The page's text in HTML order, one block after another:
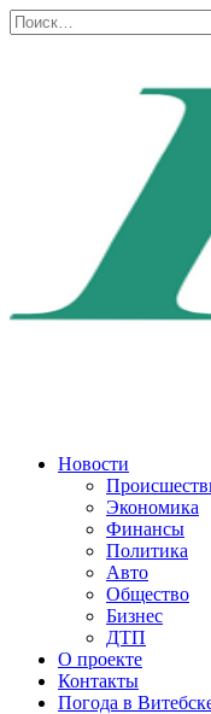
Перейти
к
Search
for:
Новости
Экономика
Финансы
Политика
Авто
Общество
Бизнес
ДТП
О проекте
Контакты
Погода в